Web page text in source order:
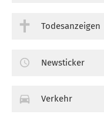
Todesanzeigen
Newsticker
Verkehr